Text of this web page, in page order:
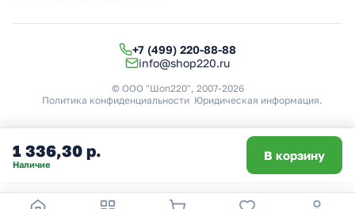
1 336,30 р.
Наличие
В корзину
+7 (499) 220-88-88
info@shop220.ru
© ООО "Шоп220", 2007-2026
Политика конфиденциальности Юридическая информация.